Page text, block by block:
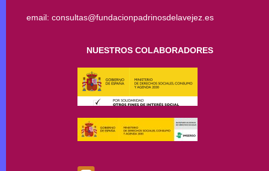
email: consultas@fundacionpadrinosdelavejez.es
NUESTROS COLABORADORES